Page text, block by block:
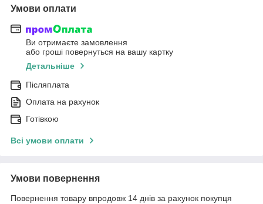
Умови оплати
Ви отримаєте замовлення
або гроші повернуться на вашу картку
Детальніше
Післяплата
Оплата на рахунок
Готівкою
Всі умови оплати
Умови повернення
Повернення товару впродовж 14 днів за рахунок покупця